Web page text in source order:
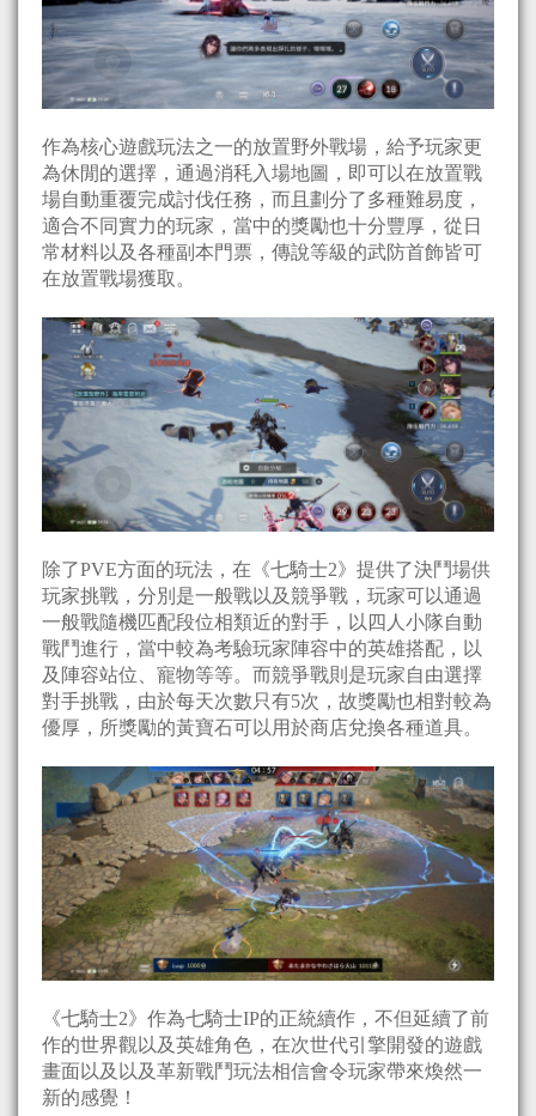
作為核心遊戲玩法之一的放置野外戰場，給予玩家更
為休閒的選擇，通過消秏入場地圖，即可以在放置戰
場自動重覆完成討伐任務，而且劃分了多種難易度，
適合不同實力的玩家，當中的獎勵也十分豐厚，從日
常材料以及各種副本門票，傳說等級的武防首飾皆可
在放置戰場獲取。
除了PVE方面的玩法，在《七騎士2》提供了決鬥場供
玩家挑戰，分別是一般戰以及競爭戰，玩家可以通過
一般戰隨機匹配段位相類近的對手，以四人小隊自動
戰鬥進行，當中較為考驗玩家陣容中的英雄搭配，以
及陣容站位、寵物等等。而競爭戰則是玩家自由選擇
對手挑戰，由於每天次數只有5次，故獎勵也相對較為
優厚，所獎勵的黃寶石可以用於商店兌換各種道具。
《七騎士2》作為七騎士IP的正統續作，不但延續了前
作的世界觀以及英雄角色，在次世代引擎開發的遊戲
畫面以及以及革新戰鬥玩法相信會令玩家帶來煥然一
新的感覺！